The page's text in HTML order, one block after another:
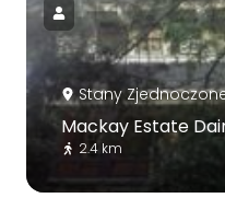
Stany
Mackay Estate
2.4 km